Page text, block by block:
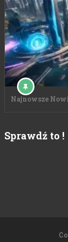
Najnowsze
Sprawdź to !